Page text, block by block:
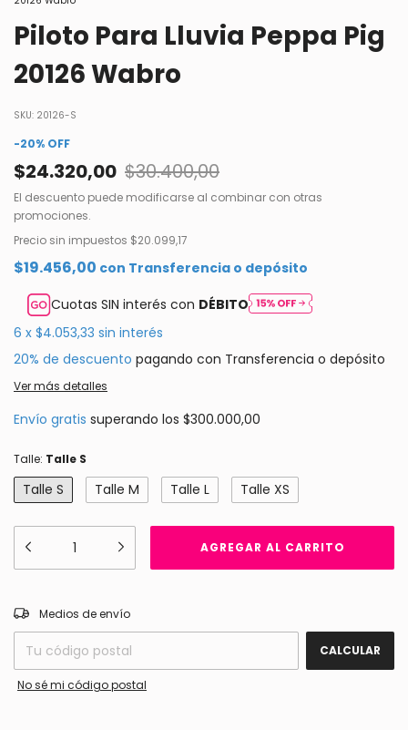
Piloto Para Lluvia Peppa Pig
20126 Wabro
SKU: 20126-S
-20% OFF
$24.320,00 $30.400,00
El descuento puede modificarse al combinar con otras
promociones.
Precio sin impuestos $20.099,17
$19.456,00 con Transferencia o depósito
Cuotas SIN interés con DÉBITO
6 x $4.053,33 sin interés
20% de descuento pagando con Transferencia o depósito
Ver más detalles
Envío gratis superando los $300.000,00
Talle: Talle S
Talle S Talle M Talle L Talle XS
Entregas para el CP:
Medios de envío
CALCULAR
No sé mi código postal